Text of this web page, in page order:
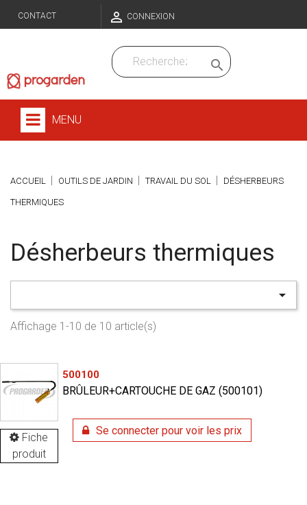
CONTACT  CONNEXION

MENU
ACCUEIL OUTILS DE JARDIN TRAVAIL DU SOL DÉSHERBEURS
THERMIQUES
Désherbeurs thermiques

Affichage 1-10 de 10 article(s)
Fiche
produit
500100
BRÛLEUR+CARTOUCHE DE GAZ (500101)
Se connecter pour voir les prix